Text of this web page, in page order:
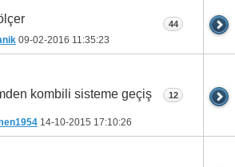
09-02-2016 11:35:23
44
kombili sisteme geçiş
14-10-2015 17:10:26
12